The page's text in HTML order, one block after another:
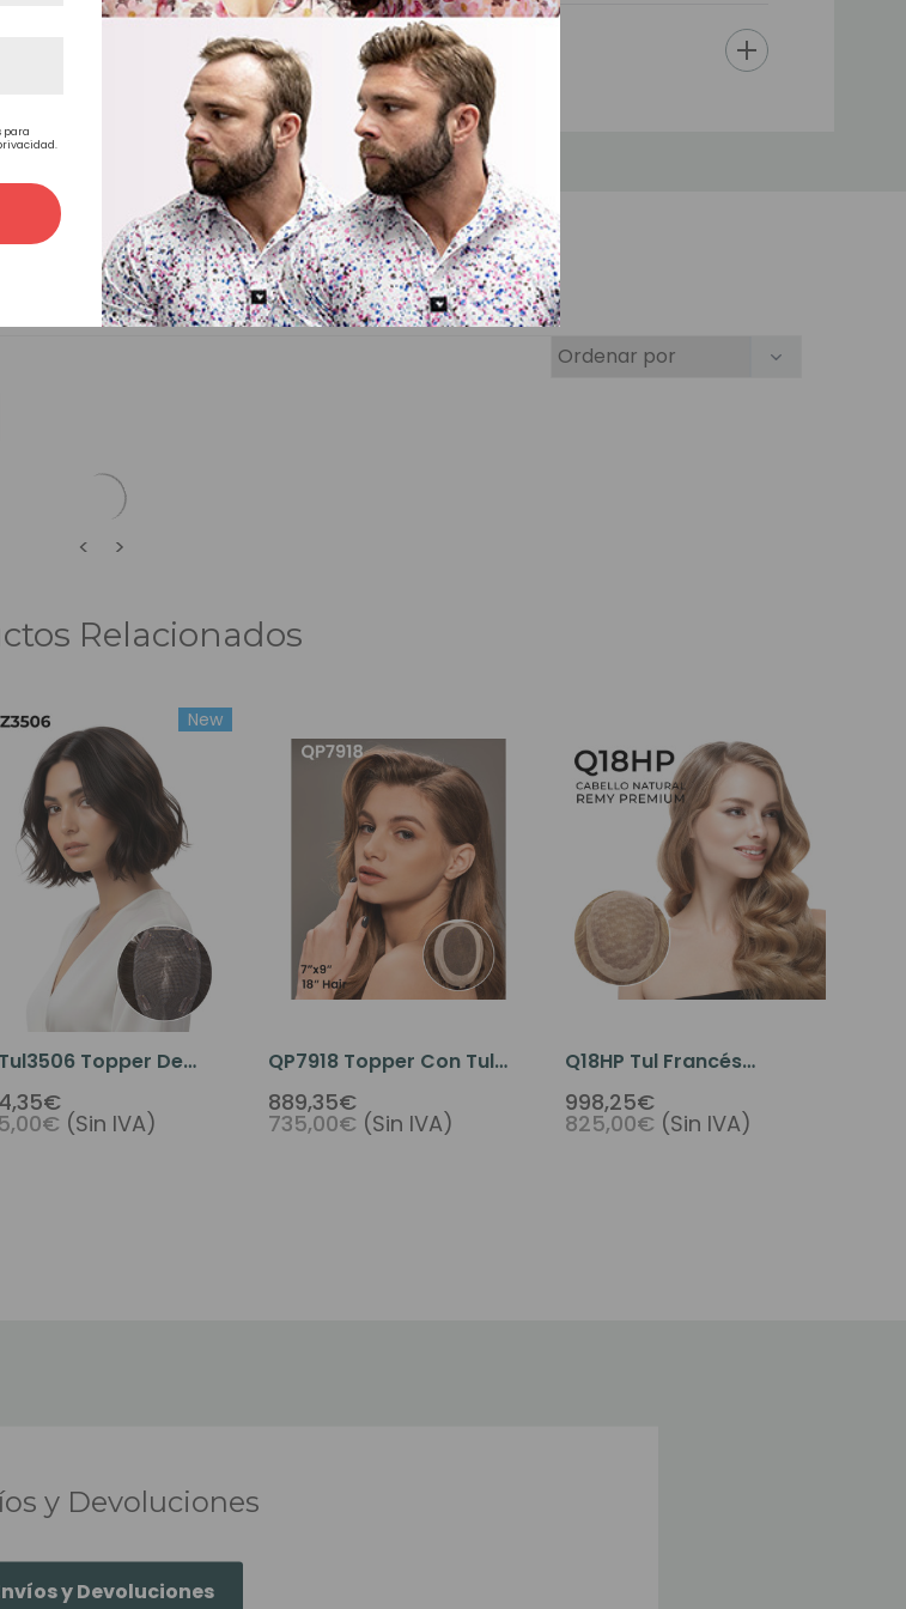
< >
Relacionados
New
Topper De
Premium Con
Y Clips
(Sin IVA)
QP7918 Topper Con Tul
Francés Y Perímetro De
Poli
889,35€
735,00€ (Sin IVA)
Q18HP Tul Francés
Prótesis Capilar Para
Mujer Con Cabello Remy
998,25€
825,00€ (Sin IVA)
y Devoluciones
y Devoluciones
para